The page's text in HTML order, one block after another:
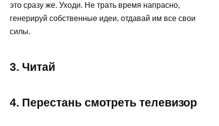
это сразу же. Уходи. Не трать время напрасно,
генерируй собственные идеи, отдавай им все свои
силы.
3. Читай
4. Перестань смотреть телевизор